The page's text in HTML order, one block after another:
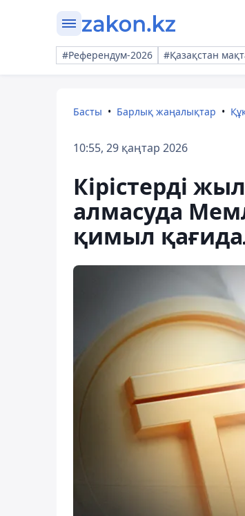
#Референдум-2026 #Қазақстан
Басты Барлық жаңалықтар
10:55, 29 қаңтар 2026
Кірістерді
алмасуда
қимыл